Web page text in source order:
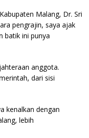
Malang, Dr. Sri
pengrajin, saya ajak
batik ini punya
anggota.
dari sisi
kenalkan dengan
lebih